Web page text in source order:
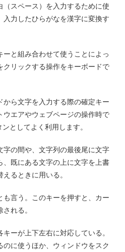
スペース）を入力するために使
入力したひらがなを漢字に変換す
と組み合わせて使うことによっ
クリックする操作をキーボードで
ら文字を入力する際の確定キー
ウエアやウェブページの操作時で
としてよく利用します。
の間や、文字列の最後尾に文字
、既にある文字の上に文字を上書
るときに用いる。
言う。このキーを押すと、カー
れる。
ーが上下左右に対応している。
に使うほか、ウィンドウをスク